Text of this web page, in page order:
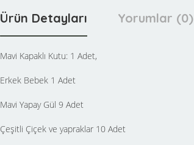
Ürün Detayları Yorumlar (0)
Mavi Kapaklı Kutu: 1 Adet,
Erkek Bebek 1 Adet
Mavi Yapay Gül 9 Adet
Çeşitli Çiçek ve yapraklar 10 Adet